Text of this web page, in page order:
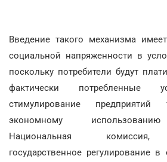
Введение такого механизма
социальной напряженности в
поскольку потребители будут
фактически потребленные
стимулирование предприятий
экономному использованию
Национальная комиссия,
государственное регулирование в